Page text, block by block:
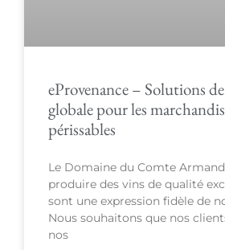
eProvenance – Solutions
globale pour les
périssables
Le Domaine du Comte Armand
produire des vins de qualité
sont une expression fidèle de
Nous souhaitons que nos
nos